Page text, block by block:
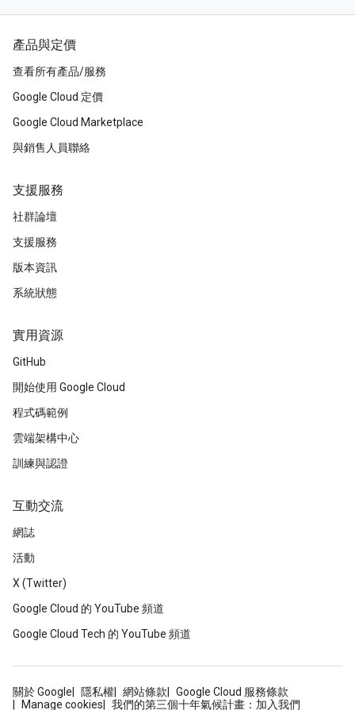
產品與定價
查看所有產品/服務
Google Cloud 定價
Google Cloud Marketplace
與銷售人員聯絡
支援服務
社群論壇
支援服務
版本資訊
系統狀態
實用資源
GitHub
開始使用 Google Cloud
程式碼範例
雲端架構中心
訓練與認證
互動交流
網誌
活動
X (Twitter)
Google Cloud 的 YouTube 頻道
Google Cloud Tech 的 YouTube 頻道
關於 Google 隱私權 網站條款
Google Cloud 服務條款
Manage cookies
我們的第三個十年氣候計畫：加入我們